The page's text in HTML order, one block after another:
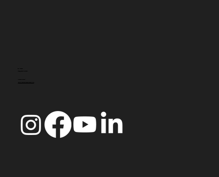
info@doccoimbra.com
MORADA FISCAL: